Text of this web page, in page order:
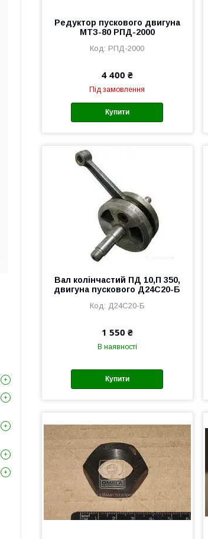
Редуктор пускового двигуна
МТЗ-80 РПД-2000
РПД-2000
4 400 ₴
Під замовлення
Купити
Вал колінчастий ПД 10,П 350,
двигуна пускового Д24С20-Б
Д24С20-Б
1 550 ₴
В наявності
Купити